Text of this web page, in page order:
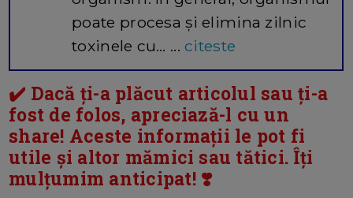
poate procesa și elimina zilnic
toxinele cu… ...citeste
✔️ Dacă ți-a plăcut articolul sau ți-a
fost de folos, apreciază-l cu un
share! Aceste informații le pot fi
utile și altor mămici sau tătici. Îți
mulțumim anticipat! ❣️